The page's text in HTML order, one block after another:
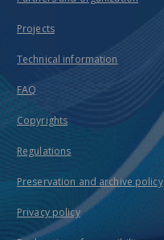
Projects
Technical information
FAQ
Copyrights
Regulations
Preservation and archive policy
Privacy policy